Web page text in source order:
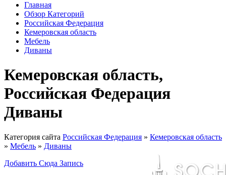
Главная
Обзор Категорий
Российская Федерация
Кемеровская область
Мебель
Диваны
Кемеровская область,
Российская Федерация
Диваны
Категория сайта Российская Федерация » Кемеровская область
» Мебель » Диваны
Добавить Сюда Запись